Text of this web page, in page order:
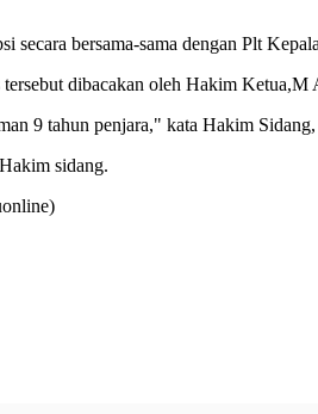
bersama-sama dengan Plt
dibacakan oleh Hakim Ketua,M
9 tahun penjara," kata Hakim
sidang.